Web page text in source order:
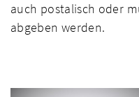
auch postalisch oder
abgeben werden.